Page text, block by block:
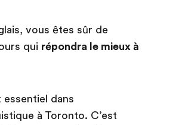
vous êtes sûr de
qui répondra le mieux à
dans
à Toronto. C’est